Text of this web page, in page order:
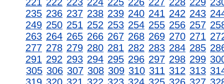
235 236 237 238 239 240 241 242 243
249 250 251 252 253 254 255 256 257
263 264 265 266 267 268 269 270 271
277 278 279 280 281 282 283 284 285
291 292 293 294 295 296 297 298 299
305 306 307 308 309 310 311 312 313